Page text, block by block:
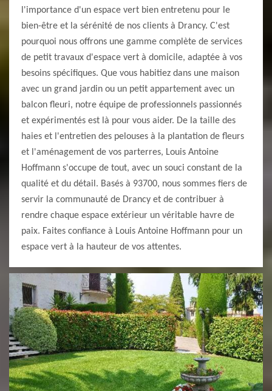
l'importance d'un espace vert bien entretenu pour le
bien-être et la sérénité de nos clients à Drancy. C'est
pourquoi nous offrons une gamme complète de services
de petit travaux d'espace vert à domicile, adaptée à vos
besoins spécifiques. Que vous habitiez dans une maison
avec un grand jardin ou un petit appartement avec un
balcon fleuri, notre équipe de professionnels passionnés
et expérimentés est là pour vous aider. De la taille des
haies et l'entretien des pelouses à la plantation de fleurs
et l'aménagement de vos parterres, Louis Antoine
Hoffmann s'occupe de tout, avec un souci constant de la
qualité et du détail. Basés à 93700, nous sommes fiers de
servir la communauté de Drancy et de contribuer à
rendre chaque espace extérieur un véritable havre de
paix. Faites confiance à Louis Antoine Hoffmann pour un
espace vert à la hauteur de vos attentes.